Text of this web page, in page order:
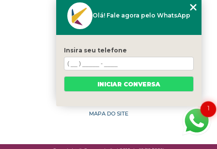
cravestak@gmail.com
QUEM SOMOS
PORTFÓLIO
DÚVIDAS FREQUENTES
CONTATO
MAPA DO SITE
1
Olá! Fale agora pelo WhatsApp
Insira seu telefone
INICIAR CONVERSA